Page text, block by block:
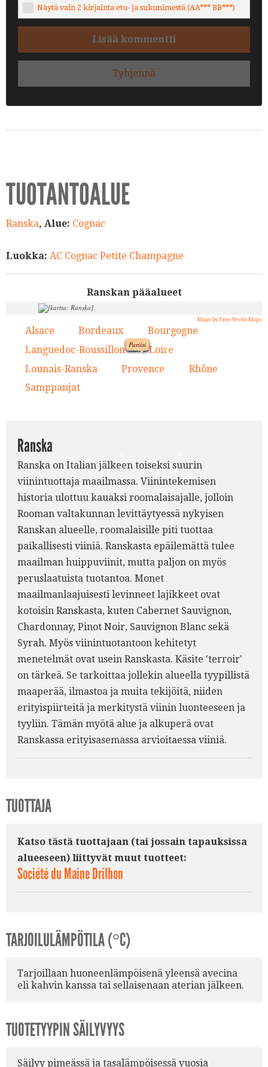
Näytä vain 2 kirjainta etu- ja sukunimestä (AA*** BB***)
Lisää kommentti
Tyhjennä
TUOTANTOALUE
Ranska, Alue: Cognac
Luokka: AC Cognac Petite Champagne
Ranskan pääalueet
Pariisi
1.
7.
9.
Maps by Free Vector Maps
Alsace Bordeaux Bourgogne
Languedoc-Roussillon 5. Loire
Lounais-Ranska Provence Rhône
Samppanjat
Ranska
Ranska on Italian jälkeen toiseksi suurin
viinintuottaja maailmassa. Viinintekemisen
historia ulottuu kauaksi roomalaisajalle, jolloin
Rooman valtakunnan levittäytyessä nykyisen
Ranskan alueelle, roomalaisille piti tuottaa
paikallisesti viiniä. Ranskasta epäilemättä tulee
maailman huippuviinit, mutta paljon on myös
peruslaatuista tuotantoa. Monet
maailmanlaajuisesti levinneet lajikkeet ovat
kotoisin Ranskasta, kuten Cabernet Sauvignon,
Chardonnay, Pinot Noir, Sauvignon Blanc sekä
Syrah. Myös viinintuotantoon kehitetyt
menetelmät ovat usein Ranskasta. Käsite 'terroir'
on tärkeä. Se tarkoittaa jollekin alueella tyypillistä
maaperää, ilmastoa ja muita tekijöitä, niiden
erityispiirteitä ja merkitystä viinin luonteeseen ja
tyyliin. Tämän myötä alue ja alkuperä ovat
Ranskassa erityisasemassa arvioitaessa viiniä.
TUOTTAJA
Katso tästä tuottajaan (tai jossain tapauksissa
alueeseen) liittyvät muut tuotteet:
Société du Maine Drilhon
TARJOILULÄMPÖTILA (°C)
Tarjoillaan huoneenlämpöisenä yleensä avecina
eli kahvin kanssa tai sellaisenaan aterian jälkeen.
TUOTETYYPIN SÄILYVYYS
Säilyy pimeässä ja tasalämpöisessä vuosia